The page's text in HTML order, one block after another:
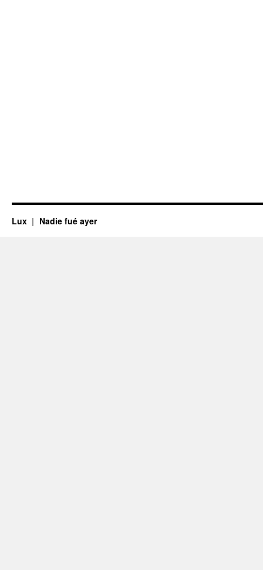
Lux Nadie fué ayer